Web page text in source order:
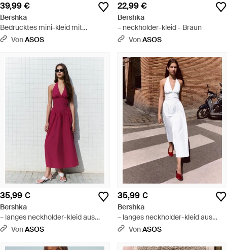
39,99 €
Bershka
Bedrucktes mini-kleid mit
riemchen - Rot
VonASOS
22,99 €
Bershka
– neckholder-kleid - Braun
VonASOS
35,99 €
Bershka
– langes neckholder-kleid aus
popeline - Rot
VonASOS
35,99 €
Bershka
– langes neckholder-kleid aus
popeline - Braun
VonASOS